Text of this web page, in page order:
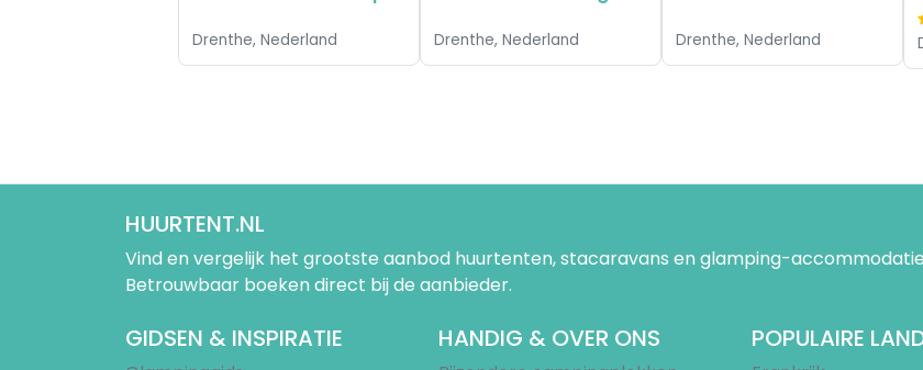
Drenthe, Nederland Drenthe, Nederland Drenthe, Nederland
HUURTENT.NL
Vind en vergelijk het grootste aanbod huurtenten, stacaravans en glamping-
Betrouwbaar boeken direct bij de aanbieder.
GIDSEN & INSPIRATIE HANDIG & OVER ONS POPULAIRE